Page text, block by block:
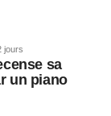
jours
sa
un piano